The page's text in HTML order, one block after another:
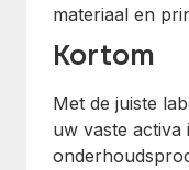
materiaal en
Kortom
Met de juiste
uw vaste